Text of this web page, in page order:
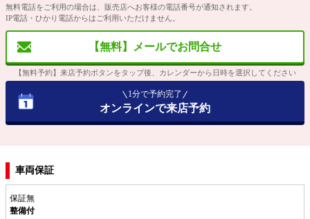
無料電話をご利用の場合は、販売店へお客様の電話番号が通知されます。
IP電話・ひかり電話からはご利用いただけません。
【無料】メールでお問合せ
【無料予約】来店予約ボタンをタップ後、カレンダーから日時を選択してください
1分で予約完了
オンラインで来店予約
車両保証
保証無
整備付